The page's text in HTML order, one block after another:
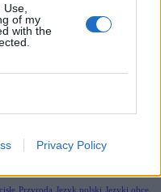
of my
with the
Privacy Policy
Przyroda Język polski Języki obce